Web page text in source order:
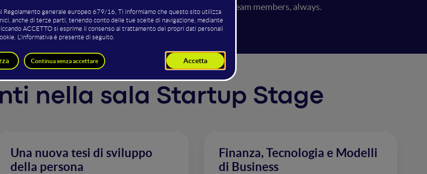
this by being on the same side with both our clients and team members, always.
nella sala Startup Stage
Una nuova tesi di sviluppo
della persona
Finanza, Tecnologia e Modelli
di Business